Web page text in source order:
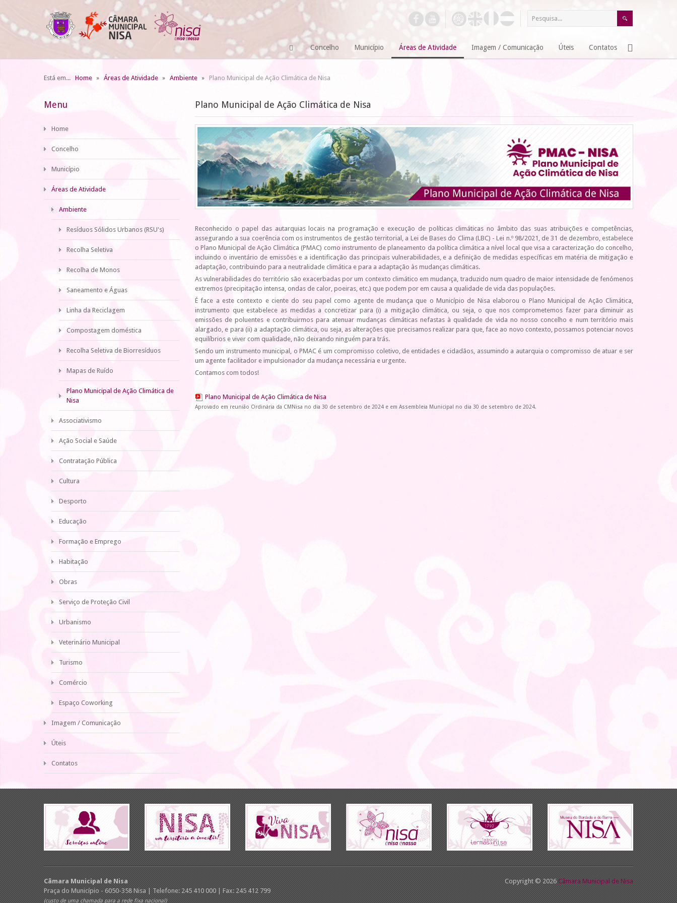
Concelho Município Áreas de Atividade Imagem / Comunicação Úteis Contatos
Está em... Home Áreas de Atividade Ambiente Plano Municipal de Ação Climática de Nisa
Plano Municipal de Ação Climática de Nisa
Reconhecido o papel das autarquias locais na programação e execução de políticas climáticas no âmbito das suas atribuições e competências,
assegurando a sua coerência com os instrumentos de gestão territorial, a Lei de Bases do Clima (LBC) - Lei n.º 98/2021, de 31 de dezembro, estabelece
o Plano Municipal de Ação Climática (PMAC) como instrumento de planeamento da política climática a nível local que visa a caracterização do concelho,
incluindo o inventário de emissões e a identificação das principais vulnerabilidades, e a definição de medidas específicas em matéria de mitigação e
adaptação, contribuindo para a neutralidade climática e para a adaptação às mudanças climáticas.
As vulnerabilidades do território são exacerbadas por um contexto climático em mudança, traduzido num quadro de maior intensidade de fenómenos
extremos (precipitação intensa, ondas de calor, poeiras, etc.) que podem por em causa a qualidade de vida das populações.
É face a este contexto e ciente do seu papel como agente de mudança que o Município de Nisa elaborou o Plano Municipal de Ação Climática,
instrumento que estabelece as medidas a concretizar para (i) a mitigação climática, ou seja, o que nos comprometemos fazer para diminuir as
emissões de poluentes e contribuirmos para atenuar mudanças climáticas nefastas à qualidade de vida no nosso concelho e num território mais
alargado, e para (ii) a adaptação climática, ou seja, as alterações que precisamos realizar para que, face ao novo contexto, possamos potenciar novos
equilíbrios e viver com qualidade, não deixando ninguém para trás.
Sendo um instrumento municipal, o PMAC é um compromisso coletivo, de entidades e cidadãos, assumindo a autarquia o compromisso de atuar e ser
um agente facilitador e impulsionador da mudança necessária e urgente.
Contamos com todos!
Plano Municipal de Ação Climática de Nisa
Aprovado em reunião Ordinária da CMNisa no dia 30 de setembro de 2024 e em Assembleia Municipal no dia 30 de setembro de 2024.
Menu
Home
Concelho
Município
Áreas de Atividade
Ambiente
Resíduos Sólidos Urbanos (RSU's)
Recolha Seletiva
Recolha de Monos
Saneamento e Águas
Linha da Reciclagem
Compostagem doméstica
Recolha Seletiva de Biorresíduos
Mapas de Ruído
Plano Municipal de Ação Climática de
Nisa
Associativismo
Ação Social e Saúde
Contratação Pública
Cultura
Desporto
Educação
Formação e Emprego
Habitação
Obras
Serviço de Proteção Civil
Urbanismo
Veterinário Municipal
Turismo
Comércio
Espaço Coworking
Imagem / Comunicação
Úteis
Contatos
Câmara Municipal de Nisa
Praça do Município - 6050-358 Nisa | Telefone: 245 410 000 | Fax: 245 412 799
(custo de uma chamada para a rede fixa nacional)
Copyright © 2026 Câmara Municipal de Nisa